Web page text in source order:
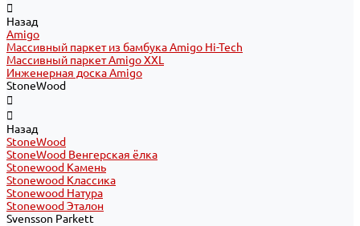
Назад
Amigo
Массивный паркет из бамбука Amigo Hi-Tech
Массивный паркет Amigo XXL
Инженерная доска Amigo
StoneWood
Назад
StoneWood
StoneWood Венгерская ёлка
Stonewood Камень
Stonewood Классика
Stonewood Натура
Stonewood Эталон
Svensson Parkett